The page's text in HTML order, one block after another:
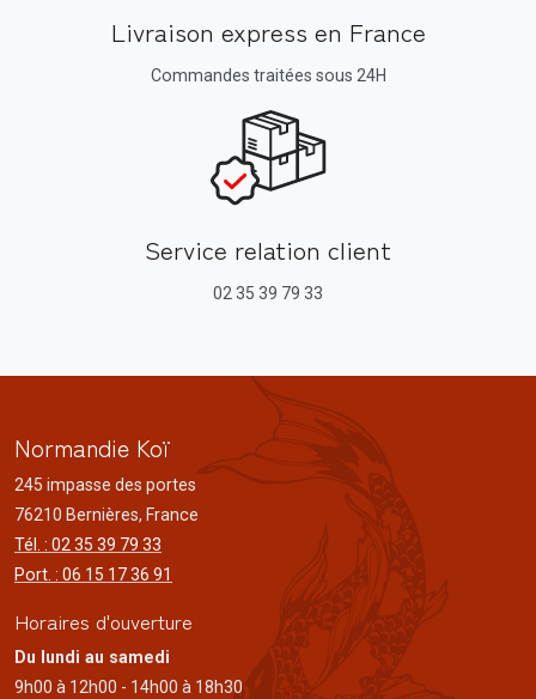
Livraison express en France
Commandes traitées sous 24H
Service relation client
02 35 39 79 33
Normandie Koï
245 impasse des portes
76210 Bernières, France
Tél. : 02 35 39 79 33
Port. : 06 15 17 36 91
Horaires d'ouverture
Du lundi au samedi
9h00 à 12h00 - 14h00 à 18h30